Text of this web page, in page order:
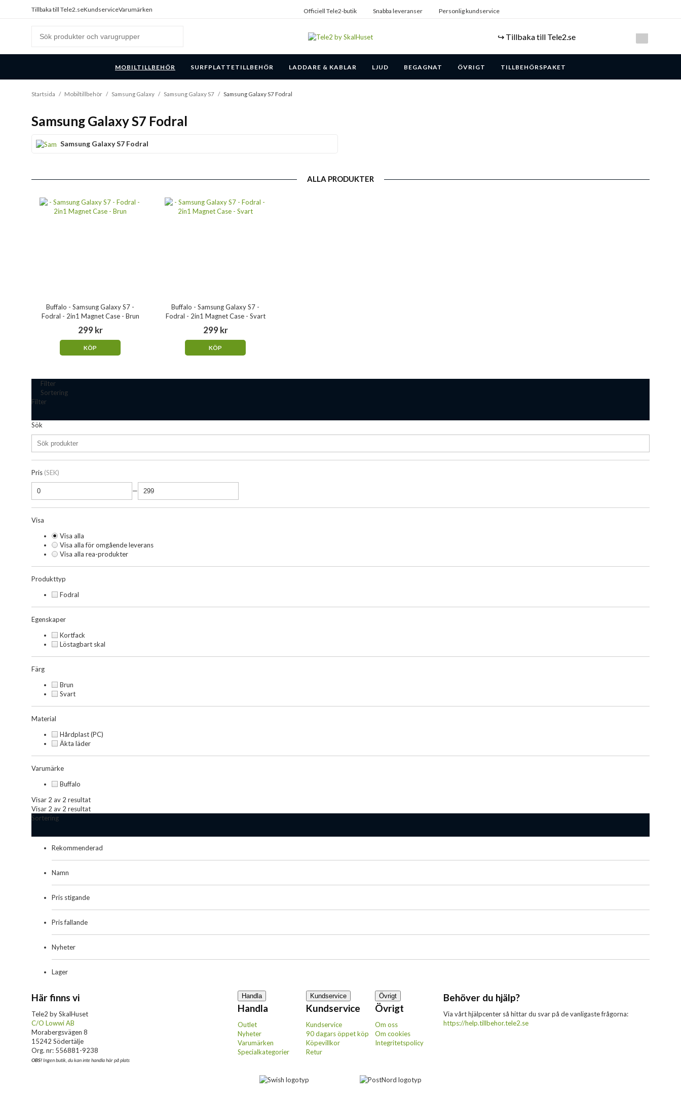
Tillbaka till Tele2.seKundserviceVarumärken Officiell Tele2-butik Snabba leveranser Personlig kundservice
↪️ Tillbaka till Tele2.se
MOBILTILLBEHÖR SURFPLATTETILLBEHÖR LADDARE & KABLAR LJUD BEGAGNAT ÖVRIGT TILLBEHÖRSPAKET
Startsida / Mobiltillbehör / Samsung Galaxy / Samsung Galaxy S7 / Samsung Galaxy S7 Fodral
Samsung Galaxy S7 Fodral
Samsung Galaxy S7 Fodral
ALLA PRODUKTER
Buffalo - Samsung Galaxy S7 -
Fodral - 2in1 Magnet Case - Brun
299 kr
KÖP
Buffalo - Samsung Galaxy S7 -
Fodral - 2in1 Magnet Case - Svart
299 kr
KÖP
Filter
Sortering
Filter
Sök
Pris (SEK)
—
Visa
Visa alla
Visa alla för omgående leverans
Visa alla rea-produkter
Produkttyp
Fodral
Egenskaper
Kortfack
Löstagbart skal
Färg
Brun
Svart
Material
Hårdplast (PC)
Äkta läder
Varumärke
Buffalo
Visar 2 av 2 resultat
Visar 2 av 2 resultat
Sortering
Rekommenderad
Namn
Pris stigande
Pris fallande
Nyheter
Lager
Här finns vi
Tele2 by SkalHuset
C/O Lowwi AB
Morabergsvägen 8
15242 Södertälje
Org. nr: 556881-9238
OBS!Ingen butik, du kan inte handla här på plats
Handla
Handla
Outlet
Nyheter
Varumärken
Specialkategorier
Kundservice
Kundservice
Kundservice
90 dagars öppet köp
Köpevillkor
Retur
Övrigt
Övrigt
Om oss
Om cookies
Integritetspolicy
Behöver du hjälp?
Via vårt hjälpcenter så hittar du svar på de vanligaste frågorna:
https://help.tillbehor.tele2.se